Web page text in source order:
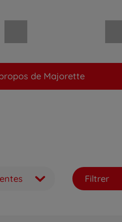
de Majorette
Filtrer